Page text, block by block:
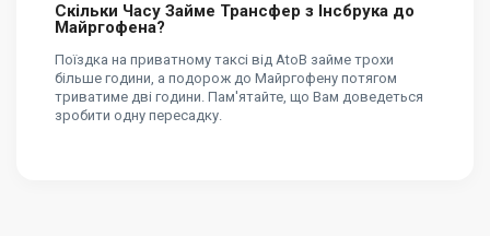
Скільки Часу Займе Трансфер з Інсбрука до
Майргофена?
Поїздка на приватному таксі від AtoB займе трохи
більше години, а подорож до Майргофену потягом
триватиме дві години. Пам'ятайте, що Вам доведеться
зробити одну пересадку.